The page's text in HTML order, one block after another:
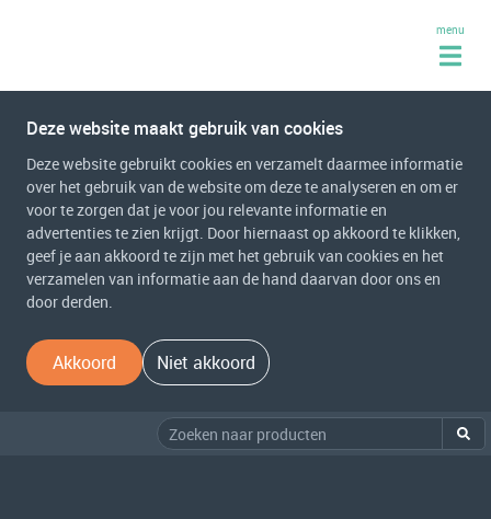
menu
Deze website maakt gebruik van cookies
Deze website gebruikt cookies en verzamelt daarmee informatie
over het gebruik van de website om deze te analyseren en om er
voor te zorgen dat je voor jou relevante informatie en
advertenties te zien krijgt. Door hiernaast op akkoord te klikken,
geef je aan akkoord te zijn met het gebruik van cookies en het
verzamelen van informatie aan de hand daarvan door ons en
door derden.
Akkoord Niet akkoord